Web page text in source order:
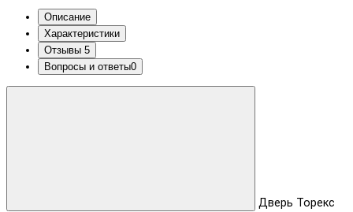
Описание
Характеристики
Отзывы 5
Вопросы и ответы0
Дверь Торекс